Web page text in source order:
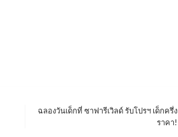
ฉลองวันเด็กที่ ซาฟารีเวิลด์ รับโปรฯ เด็กครึ่ง
ราคา!